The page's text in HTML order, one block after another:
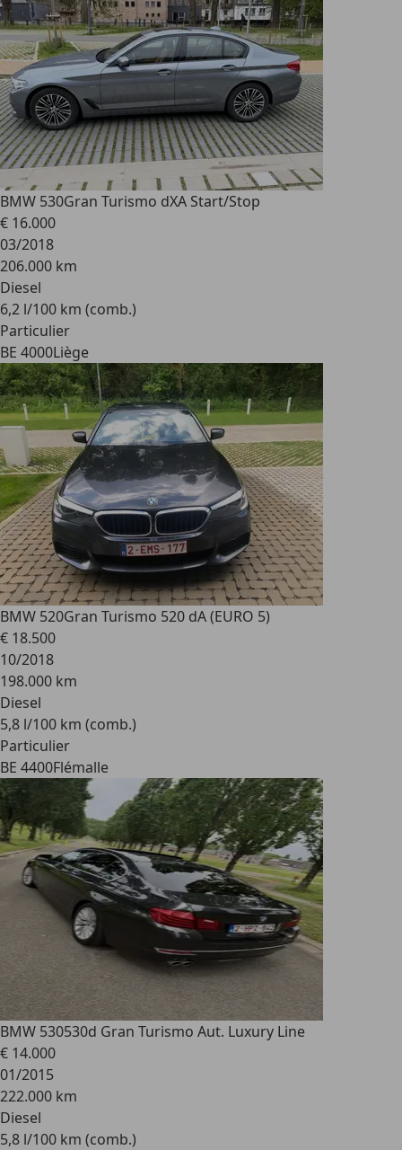
BMW 530Gran Turismo dXA Start/Stop
€ 16.000
03/2018
206.000 km
Diesel
6,2 l/100 km (comb.)
Particulier
BE 4000Liège
BMW 520Gran Turismo 520 dA (EURO 5)
€ 18.500
10/2018
198.000 km
Diesel
5,8 l/100 km (comb.)
Particulier
BE 4400Flémalle
BMW 530530d Gran Turismo Aut. Luxury Line
€ 14.000
01/2015
222.000 km
Diesel
5,8 l/100 km (comb.)